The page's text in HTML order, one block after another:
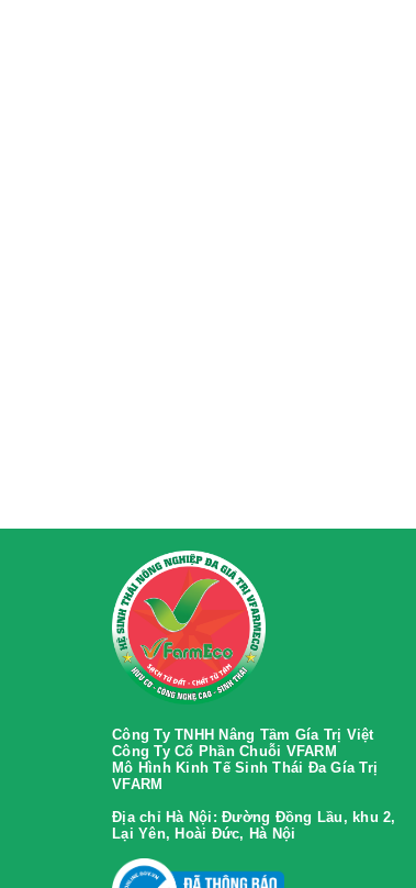
Công Ty TNHH Nâng Tầm Gía Trị Việt
Công Ty Cổ Phần Chuỗi VFARM
Mô Hình Kinh Tế Sinh Thái Đa Gía Trị
VFARM
Địa chỉ Hà Nội: Đường Đồng Lầu, khu 2,
Lại Yên, Hoài Đức, Hà Nội